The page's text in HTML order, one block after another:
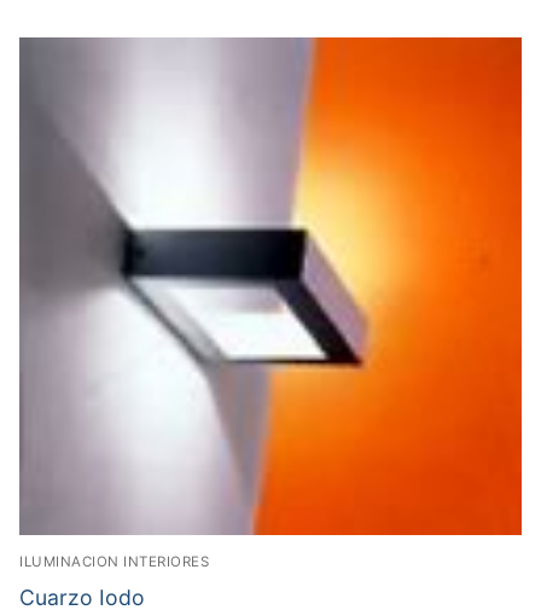
ILUMINACION INTERIORES
Cuarzo Iodo